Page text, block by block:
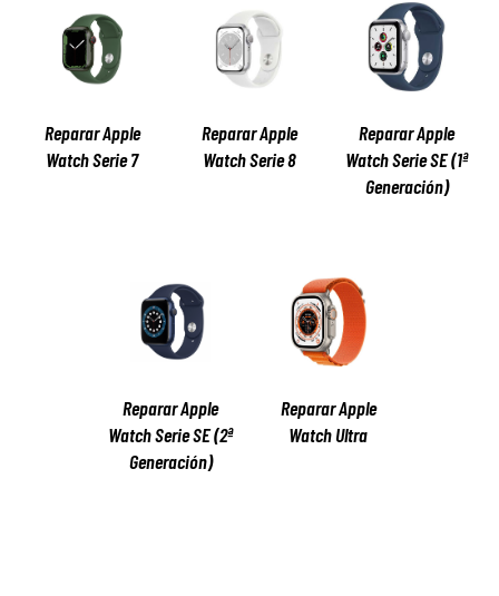
Reparar Apple
Watch Serie 7
Reparar Apple
Watch Serie 8
Reparar Apple
Watch Serie SE (1ª
Generación)
Reparar Apple
Watch Serie SE (2ª
Generación)
Reparar Apple
Watch Ultra